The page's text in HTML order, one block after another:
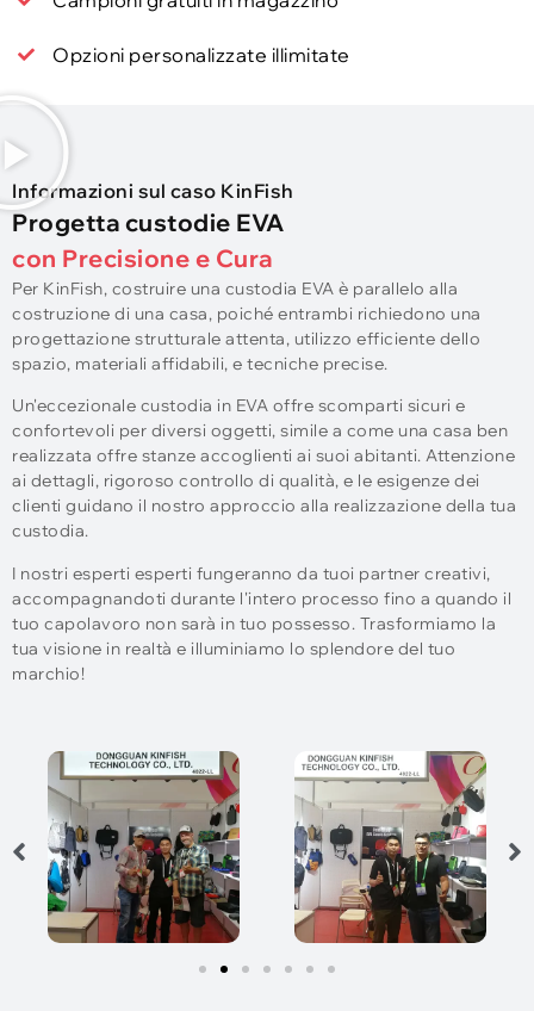
Opzioni personalizzate illimitate
Informazioni sul caso KinFish
Progetta custodie EVA
con Precisione e Cura
Per KinFish, costruire una custodia EVA è parallelo alla
costruzione di una casa, poiché entrambi richiedono una
progettazione strutturale attenta, utilizzo efficiente dello
spazio, materiali affidabili, e tecniche precise.
Un'eccezionale custodia in EVA offre scomparti sicuri e
confortevoli per diversi oggetti, simile a come una casa ben
realizzata offre stanze accoglienti ai suoi abitanti. Attenzione
ai dettagli, rigoroso controllo di qualità, e le esigenze dei
clienti guidano il nostro approccio alla realizzazione della tua
custodia.
I nostri esperti esperti fungeranno da tuoi partner creativi,
accompagnandoti durante l'intero processo fino a quando il
tuo capolavoro non sarà in tuo possesso. Trasformiamo la
tua visione in realtà e illuminiamo lo splendore del tuo
marchio!